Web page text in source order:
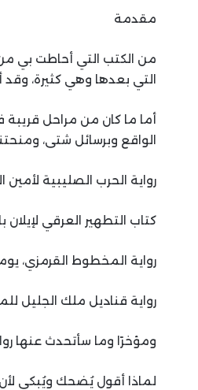
مقدمة
من الكتب التي أحاطت بي
التي بعدها وهي كثيرة، وقد
أما ما كان من مراحل
الواقع وبرسائل شتى،
رواية الحرب الصليبية
كتاب التطهير العرقي لإيلان
رواية المخطوط القرمزي،
رواية قناديل ملك الجليل
ومؤخرًا وما سأتحدث عنها
لماذا أقول يُضحك ويُبكي لأن